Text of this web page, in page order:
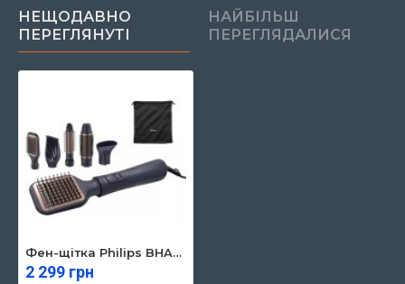
НЕЩОДАВНО
ПЕРЕГЛЯНУТІ
НАЙБІЛЬШ
ПЕРЕГЛЯДАЛИСЯ
Фен-щітка Philips BHA530/00
2 299 грн